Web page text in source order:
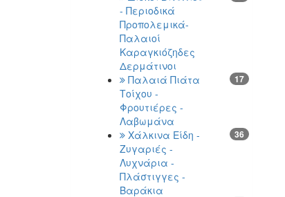
- Περιοδικά
Προπολεμικά-
Παλαιοί
Καραγκιόζηδες
Δερμάτινοι
Παλαιά Πιάτα
Τοίχου -
Φρουτιέρες -
Λαβωμάνα
17
Χάλκινα Είδη -
Ζυγαριές -
Λυχνάρια -
Πλάστιγγες -
Βαράκια
36